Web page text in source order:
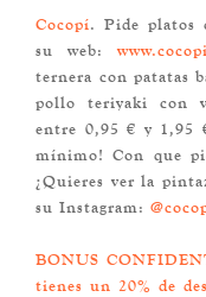
Cocopí. Pide platos
su web:
ternera con patatas
pollo teriyaki con
entre 0,95 € y 1,95
mínimo! Con que
¿Quieres ver la
su Instagram:
BONUS
tienes un 20% de